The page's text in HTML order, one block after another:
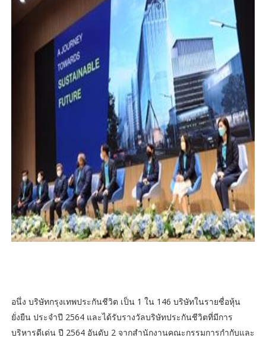
อนึ่ง บริษัทกรุงเทพประกันชีวิต เป็น 1 ใน 146 บริษัทในรายชื่อหุ้น
ยั่งยืน ประจำปี 2564 และได้รับรางวัลบริษัทประกันชีวิตที่มีการ
บริหารดีเด่น ปี 2564 อันดับ 2 จากสำนักงานคณะกรรมการกำกับและ